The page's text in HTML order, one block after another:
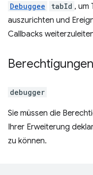
Debuggee tabId , um
auszurichten und
Callbacks
Berechtigungen
debugger
Sie müssen die
Ihrer Erweiterung
zu können.